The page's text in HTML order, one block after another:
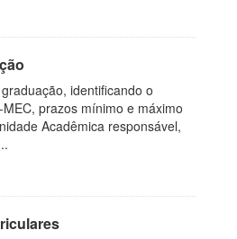
identificando o
prazos mínimo e máximo
Acadêmica responsável,